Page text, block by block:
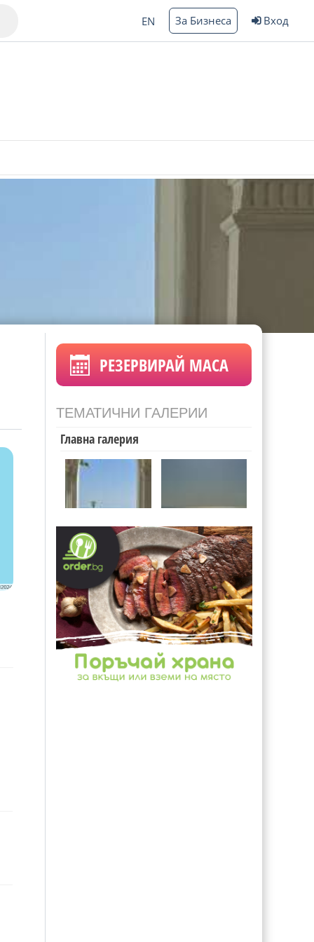
EN За Бизнеса Вход
РЕЗЕРВИРАЙ МАСА
ТЕМАТИЧНИ ГАЛЕРИИ
Главна галерия